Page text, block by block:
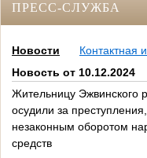
ПРЕСС-СЛУЖБА
Новости
Контактная
Новость от 10.12.2024
Жительницу Эжвинского
осудили за
незаконным оборотом
средств